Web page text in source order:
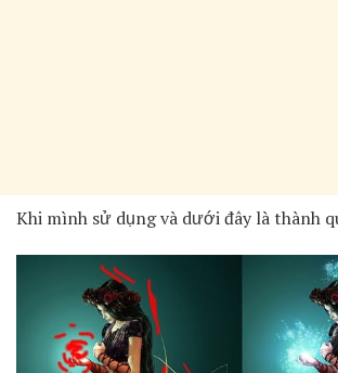
Khi mình sử dụng và dưới đây là thành